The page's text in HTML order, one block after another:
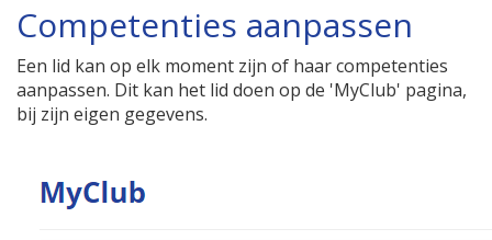
Competenties aanpassen
Een lid kan op elk moment zijn of haar competenties
aanpassen. Dit kan het lid doen op de 'MyClub' pagina,
bij zijn eigen gegevens.